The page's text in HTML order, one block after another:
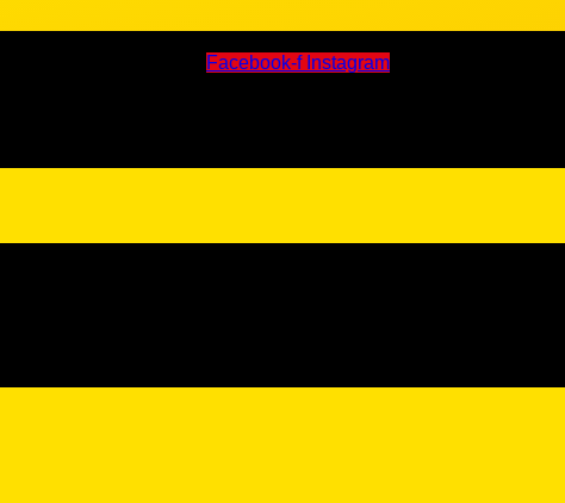
Facebook-f Instagram